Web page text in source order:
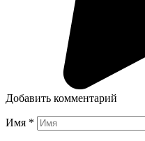
Добавить комментарий
Имя *